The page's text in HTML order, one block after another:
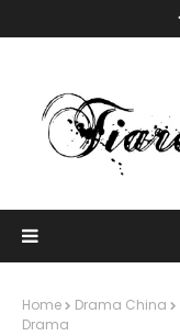
Home Drama China
Drama